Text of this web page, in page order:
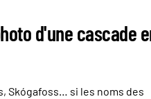
d'une cascade
Skógafoss… si les noms des